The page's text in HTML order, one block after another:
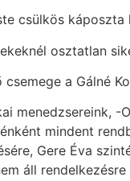
csülkös káposzta
osztatlan
a Gálné
menedzsereink,
mindent
Gere Éva
áll